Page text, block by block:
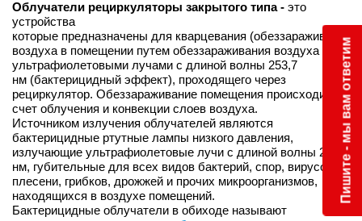
Облучатели рециркуляторы закрытого типа - это
устройства
которые предназначены для кварцевания (обеззараживания)
воздуха в помещении путем обеззараживания воздуха
ультрафиолетовыми лучами с длиной волны 253,7
нм (бактерицидный эффект), проходящего через
рециркулятор. Обеззараживание помещения происходит за
счет облучения и конвекции слоев воздуха.
Источником излучения облучателей являются
бактерицидные ртутные лампы низкого давления,
излучающие ультрафиолетовые лучи с длиной волны 253,7
нм, губительные для всех видов бактерий, спор, вирусов,
плесени, грибков, дрожжей и прочих микроорганизмов,
находящихся в воздухе помещений.
Бактерицидные облучатели в обиходе называют
Пишите - мы вам ответим